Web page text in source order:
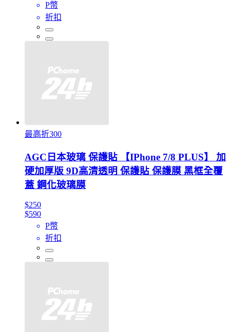
P幣
折扣
最高折300
AGC日本玻璃 保護貼 【IPhone 7/8 PLUS】 加
硬加厚版 9D高清透明 保護貼 保護膜 黑框全覆
蓋 鋼化玻璃膜
$250
$590
P幣
折扣